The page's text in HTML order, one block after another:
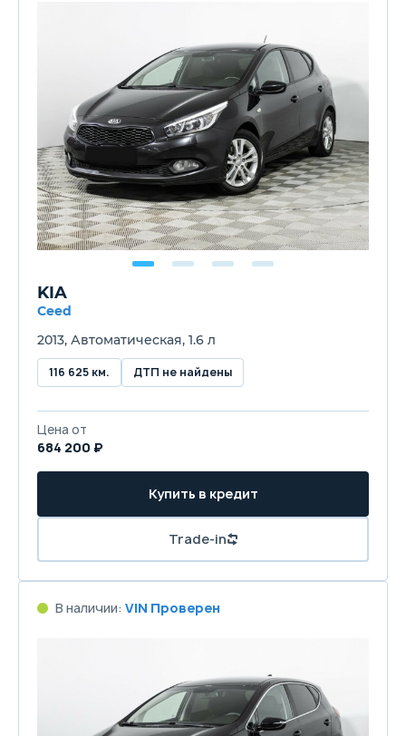
KIA
Ceed
2013, Автоматическая, 1.6 л
116 625 км. ДТП не найдены
Цена от
684 200 ₽
Купить в кредит
Trade-in
В наличии: VIN Проверен